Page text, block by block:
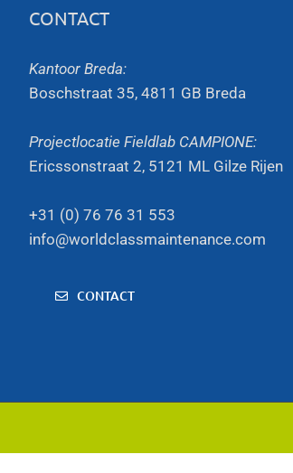
CONTACT
Kantoor Breda:
Boschstraat 35, 4811 GB Breda
Projectlocatie Fieldlab CAMPIONE:
Ericssonstraat 2, 5121 ML Gilze Rijen
+31 (0) 76 76 31 553
info@worldclassmaintenance.com
CONTACT